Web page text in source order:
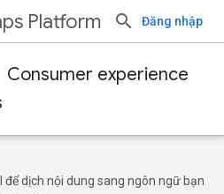
Platform Đăng nhập
Consumer experience
để dịch nội dung sang ngôn ngữ bạn